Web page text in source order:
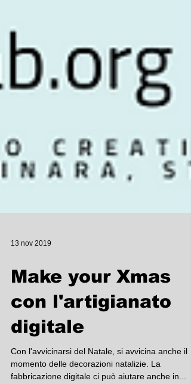
13 nov 2019
Make your Xmas
con l'artigianato
digitale
Con l'avvicinarsi del Natale, si avvicina anche il